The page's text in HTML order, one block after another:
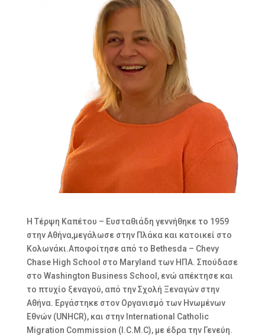
Η Τέρψη Καπέτου – Ευσταθιάδη γεννήθηκε το 1959
στην Αθήνα,μεγάλωσε στην Πλάκα και κατοικεί στο
Κολωνάκι.Αποφοίτησε από το Bethesda – Chevy
Chase High School στο Maryland των HΠΑ. Σπούδασε
στο Washington Business School, ενώ απέκτησε και
το πτυχίο ξεναγού, από την Σχολή Ξεναγών στην
Αθήνα. Εργάστηκε στον Οργανισμό των Ηνωμένων
Εθνών (UNHCR), και στην International Catholic
Migration Commission (I.C.M.C), με έδρα την Γενεύη.